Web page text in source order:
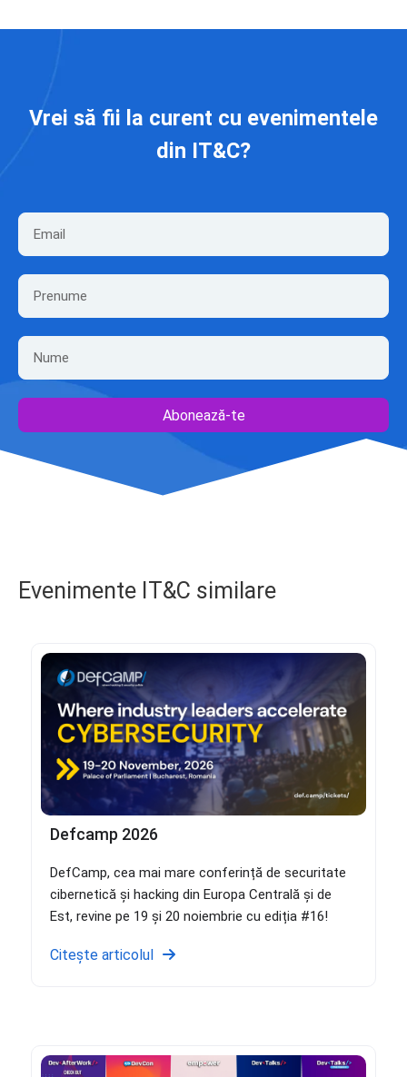
Vrei să fii la curent cu evenimentele
din IT&C?
Abonează-te
Evenimente IT&C similare
Defcamp 2026
DefCamp, cea mai mare conferință de securitate
cibernetică și hacking din Europa Centrală și de
Est, revine pe 19 și 20 noiembrie cu ediția #16!
Citește articolul